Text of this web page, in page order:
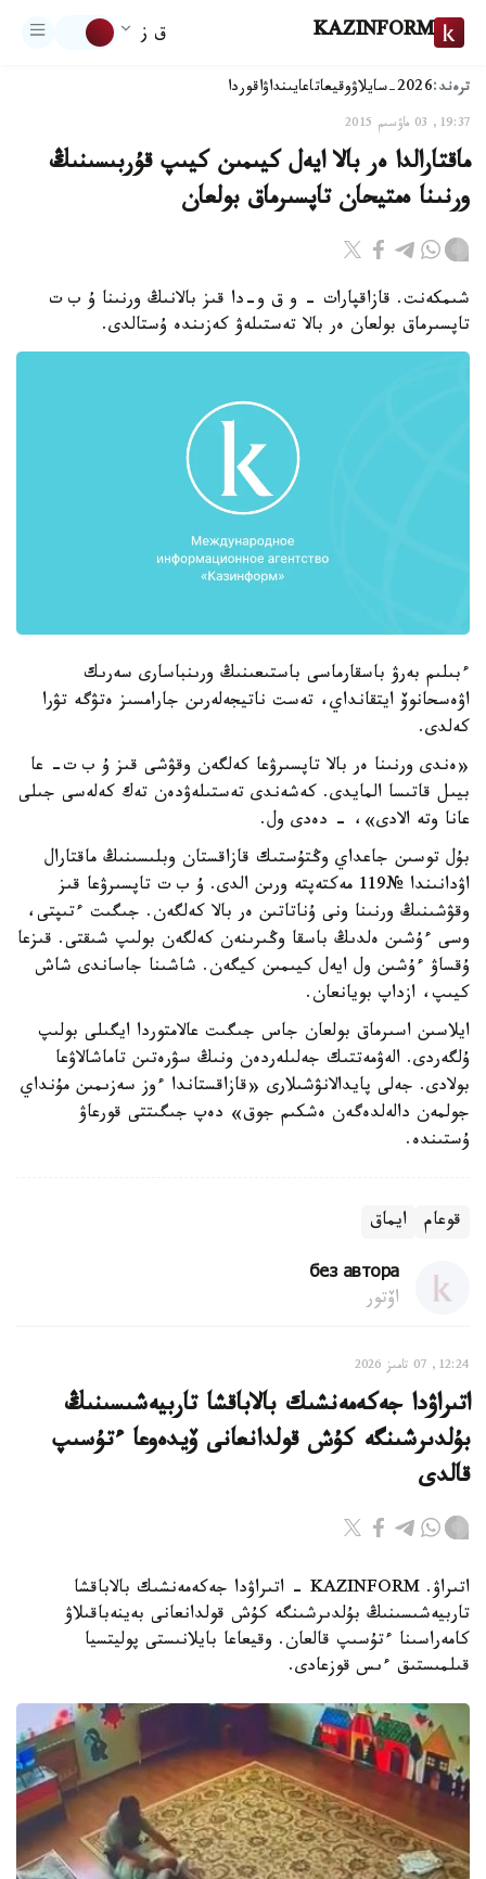
KAZINFORM ق ز
ترەند:2026-سايلاۋ وقيعاتاعايىنداۋاقوردا
19:37, 03 ماۋسىم 2015
ماقتارالدا ەر بالا ايەل كيىمىن كيىپ قۇربىسىنىڭ
ورنىنا ەمتيحان تاپسىرماق بولعان
شىمكەنت. قازاقپارات - و ق و-دا قىز بالانىڭ ورنىنا ۇ ب ت
تاپسىرماق بولعان ەر بالا تەستىلەۋ كەزىندە ۇستالدى.
ءبىلىم بەرۋ باسقارماسى باستىعىنىڭ ورىنباسارى سەرىك
اۋەسحانوۆ ايتقانداي، تەست ناتيجەلەرىن جارامسىز ەتۋگە تۋرا
كەلدى.
«ەندى ورنىنا ەر بالا تاپسىرۋعا كەلگەن وقۋشى قىز ۇ ب ت- عا
بيىل قاتىسا المايدى. كەشەندى تەستىلەۋدەن تەك كەلەسى جىلى
عانا وتە الادى»، - دەدى ول.
بۇل توسىن جاعداي وڭتۇستىك قازاقستان وبلىسىنىڭ ماقتارال
اۋدانىندا №119 مەكتەپتە ورىن الدى. ۇ ب ت تاپسىرۋعا قىز
وقۋشىنىڭ ورنىنا ونى ۇناتاتىن ەر بالا كەلگەن. جىگىت ءتىپتى،
وسى ءۇشىن ەلدىڭ باسقا وڭىرىنەن كەلگەن بولىپ شىقتى. قىزعا
ۇقساۋ ءۇشىن ول ايەل كيىمىن كيگەن. شاشىنا جاساندى شاش
كيىپ، ازداپ بويانعان.
ايلاسىن اسىرماق بولعان جاس جىگىت عالامتوردا ايگىلى بولىپ
ۇلگەردى. الەۋمەتتىك جەلىلەردەن ونىڭ سۋرەتىن تاماشالاۋعا
بولادى. جەلى پايدالانۋشىلارى «قازاقستاندا ءوز سەزىمىن مۇنداي
جولمەن دالەلدەگەن ەشكىم جوق» دەپ جىگىتتى قورعاۋ
ۇستىندە.
قوعام ايماق
без автора
اۆتور
12:24, 07 تامىز 2026
اتىراۋدا جەكەمەنشىك بالاباقشا تاربيەشىسىنىڭ
بۇلدىرشىنگە كۇش قولدانعانى ۆيدەوعا ءتۇسىپ
قالدى
اتىراۋ. KAZINFORM - اتىراۋدا جەكەمەنشىك بالاباقشا
تاربيەشىسىنىڭ بۇلدىرشىنگە كۇش قولدانعانى بەينەباقىلاۋ
كامەراسىنا ءتۇسىپ قالعان. وقيعاعا بايلانىستى پوليتسيا
قىلمىستىق ءىس قوزعادى.